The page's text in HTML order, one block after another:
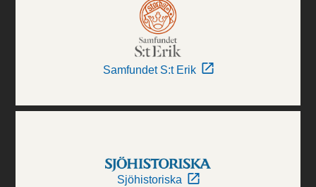
Samfundet S:t Erik
Sjöhistoriska